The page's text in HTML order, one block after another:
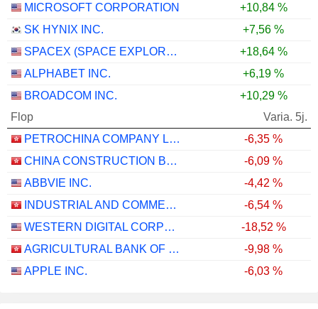
MICROSOFT CORPORATION
+10,84 %
SK HYNIX INC.
+7,56 %
SPACEX (SPACE EXPLORATION TECHNOLOGIES)
+18,64 %
ALPHABET INC.
+6,19 %
BROADCOM INC.
+10,29 %
Flop
Varia. 5j.
PETROCHINA COMPANY LIMITED
-6,35 %
CHINA CONSTRUCTION BANK CORPORATION
-6,09 %
ABBVIE INC.
-4,42 %
INDUSTRIAL AND COMMERCIAL BANK OF CHINA LIMITED
-6,54 %
WESTERN DIGITAL CORPORATION
-18,52 %
AGRICULTURAL BANK OF CHINA LIMITED
-9,98 %
APPLE INC.
-6,03 %